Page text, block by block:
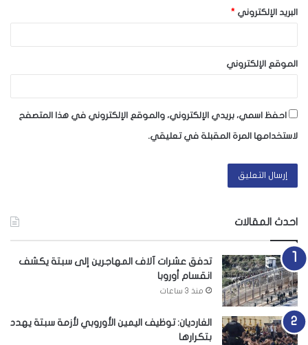
البريد الإلكتروني *
الموقع الإلكتروني
احفظ اسمي، بريدي الإلكتروني، والموقع الإلكتروني في هذا المتصفح
لاستخدامها المرة المقبلة في تعليقي.
احدث المقالات
تدفق عشرات آلاف المهاجرين إلى سبتة يكشف
انقسام أوروبا
منذ 3 ساعات
الغارديان: توظيف اليمين الأوروبي لأزمة سبتة يهدد
بتكرارها